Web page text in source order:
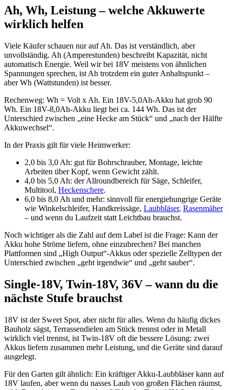
Ah, Wh, Leistung – welche Akkuwerte
wirklich helfen
Viele Käufer schauen nur auf Ah. Das ist verständlich, aber
unvollständig. Ah (Amperestunden) beschreibt Kapazität, nicht
automatisch Energie. Weil wir bei 18V meistens von ähnlichen
Spannungen sprechen, ist Ah trotzdem ein guter Anhaltspunkt –
aber Wh (Wattstunden) ist besser.
Rechenweg: Wh = Volt x Ah. Ein 18V-5,0Ah-Akku hat grob 90
Wh. Ein 18V-8,0Ah-Akku liegt bei ca. 144 Wh. Das ist der
Unterschied zwischen „eine Hecke am Stück“ und „nach der Hälfte
Akkuwechsel“.
In der Praxis gilt für viele Heimwerker:
2,0 bis 3,0 Ah: gut für Bohrschrauber, Montage, leichte
Arbeiten über Kopf, wenn Gewicht zählt.
4,0 bis 5,0 Ah: der Allroundbereich für Säge, Schleifer,
Multitool, Heckenschere.
6,0 bis 8,0 Ah und mehr: sinnvoll für energiehungrige Geräte
wie Winkelschleifer, Handkreissäge, Laubbläser, Rasenmäher
– und wenn du Laufzeit statt Leichtbau brauchst.
Noch wichtiger als die Zahl auf dem Label ist die Frage: Kann der
Akku hohe Ströme liefern, ohne einzubrechen? Bei manchen
Plattformen sind „High Output“-Akkus oder spezielle Zelltypen der
Unterschied zwischen „geht irgendwie“ und „geht sauber“.
Single-18V, Twin-18V, 36V – wann du die
nächste Stufe brauchst
18V ist der Sweet Spot, aber nicht für alles. Wenn du häufig dickes
Bauholz sägst, Terrassendielen am Stück trennst oder in Metall
wirklich viel trennst, ist Twin-18V oft die bessere Lösung: zwei
Akkus liefern zusammen mehr Leistung, und die Geräte sind darauf
ausgelegt.
Für den Garten gilt ähnlich: Ein kräftiger Akku-Laubbläser kann auf
18V laufen, aber wenn du nasses Laub von großen Flächen räumst,